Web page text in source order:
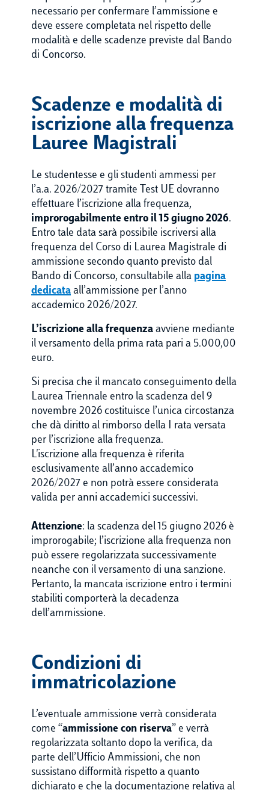
necessario per confermare l’ammissione e
deve essere completata nel rispetto delle
modalità e delle scadenze previste dal Bando
di Concorso.
Scadenze e modalità di
iscrizione alla frequenza
Lauree Magistrali
Le studentesse e gli studenti ammessi per
l’a.a. 2026/2027 tramite Test UE dovranno
effettuare l’iscrizione alla frequenza,
improrogabilmente entro il 15 giugno 2026.
Entro tale data sarà possibile iscriversi alla
frequenza del Corso di Laurea Magistrale di
ammissione secondo quanto previsto dal
Bando di Concorso, consultabile alla pagina
dedicata all’ammissione per l’anno
accademico 2026/2027.
L’iscrizione alla frequenza avviene mediante
il versamento della prima rata pari a 5.000,00
euro.
Si precisa che il mancato conseguimento della
Laurea Triennale entro la scadenza del 9
novembre 2026 costituisce l’unica circostanza
che dà diritto al rimborso della I rata versata
per l’iscrizione alla frequenza.
L'iscrizione alla frequenza è riferita
esclusivamente all’anno accademico
2026/2027 e non potrà essere considerata
valida per anni accademici successivi.
Attenzione: la scadenza del 15 giugno 2026 è
improrogabile; l’iscrizione alla frequenza non
può essere regolarizzata successivamente
neanche con il versamento di una sanzione.
Pertanto, la mancata iscrizione entro i termini
stabiliti comporterà la decadenza
dell’ammissione.
Condizioni di
immatricolazione
L’eventuale ammissione verrà considerata
come “ammissione con riserva” e verrà
regolarizzata soltanto dopo la verifica, da
parte dell’Ufficio Ammissioni, che non
sussistano difformità rispetto a quanto
dichiarato e che la documentazione relativa al